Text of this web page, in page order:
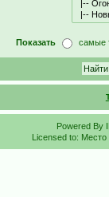
Показать самые
Powered By
Licensed to: